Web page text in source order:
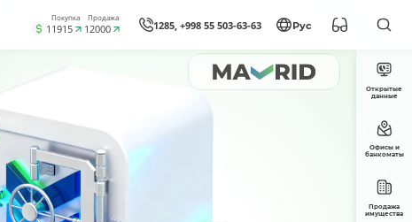
Покупка
11915
Продажа
12000 1285, +998 55 503-63-63 Рус
Открытые
данные
Офисы и
банкоматы
Продажа
имущества